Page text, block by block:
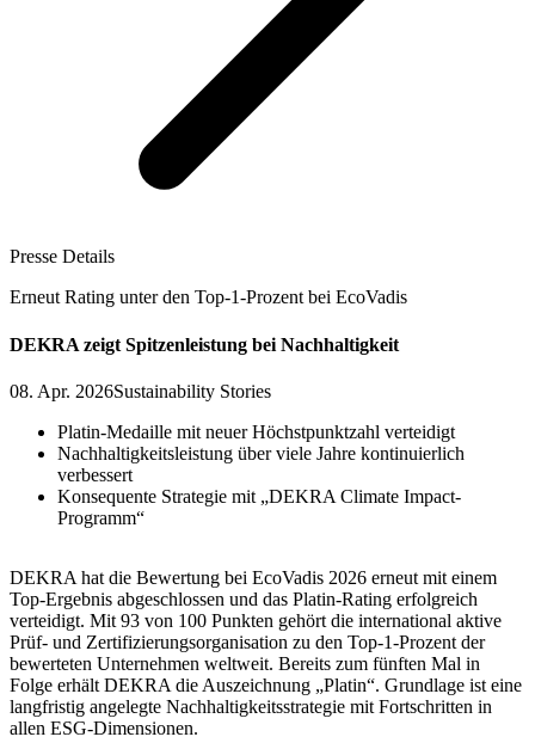
Presse Details
Erneut Rating unter den Top-1-Prozent bei EcoVadis
DEKRA zeigt Spitzenleistung bei Nachhaltigkeit
08. Apr. 2026Sustainability Stories
Platin-Medaille mit neuer Höchstpunktzahl verteidigt
Nachhaltigkeitsleistung über viele Jahre kontinuierlich
verbessert
Konsequente Strategie mit „DEKRA Climate Impact-
Programm“
DEKRA hat die Bewertung bei EcoVadis 2026 erneut mit einem
Top-Ergebnis abgeschlossen und das Platin-Rating erfolgreich
verteidigt. Mit 93 von 100 Punkten gehört die international aktive
Prüf- und Zertifizierungsorganisation zu den Top-1-Prozent der
bewerteten Unternehmen weltweit. Bereits zum fünften Mal in
Folge erhält DEKRA die Auszeichnung „Platin“. Grundlage ist eine
langfristig angelegte Nachhaltigkeitsstrategie mit Fortschritten in
allen ESG-Dimensionen.